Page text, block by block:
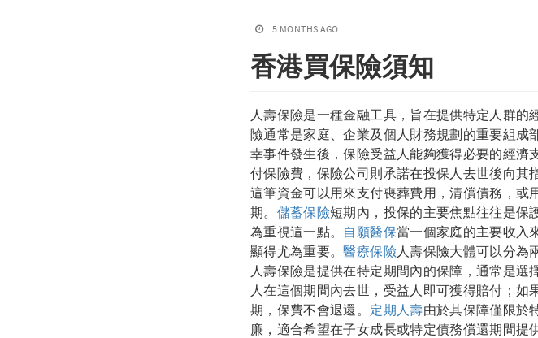
5 MONTHS AGO
香港買保險須知
人壽保險是一種金融工具，旨在提供特定人群
險通常是家庭、企業及個人財務規劃的重要組
幸事件發生後，保險受益人能夠獲得必要的經
付保險費，保險公司則承諾在投保人去世後向其
這筆資金可以用來支付喪葬費用，清償債務，
期。 儲蓄保險短期內，投保的主要焦點往往是保
為重視這一點。 自願醫保當一個家庭的主要收入
顯得尤為重要。醫療保險 人壽保險大體可以分為
人壽保險是提供在特定期間內的保障，通常是選
人在這個期間內去世，受益人即可獲得賠付；
期，保費不會退還。 定期人壽由於其保障僅限於
廉，適合希望在子女成長或特定債務償還期間提